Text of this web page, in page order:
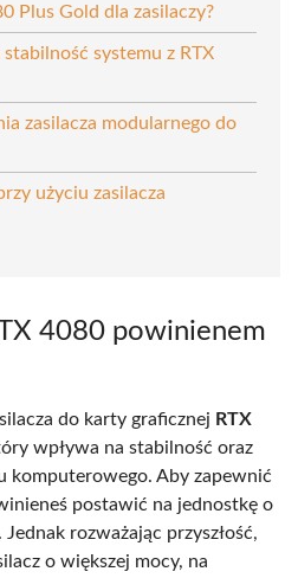
Plus Gold dla zasilaczy?
stabilność systemu z RTX
zasilacza modularnego do
użyciu zasilacza
4080 powinienem
do karty graficznej RTX
wpływa na stabilność oraz
komputerowego. Aby zapewnić
postawić na jednostkę o
. Jednak rozważając przyszłość,
o większej mocy, na